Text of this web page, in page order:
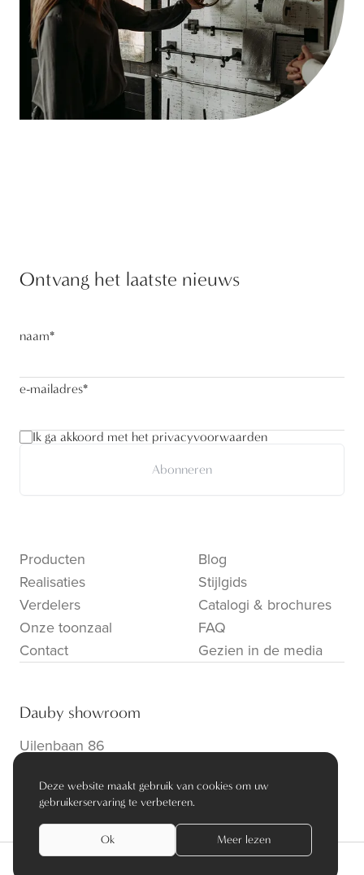
Ontvang het laatste nieuws
naam*
e-mailadres*
Ik ga akkoord met het privacyvoorwaarden
Abonneren
Producten
Realisaties
Verdelers
Onze toonzaal
Contact
Blog
Stijlgids
Catalogi & brochures
FAQ
Gezien in de media
Dauby showroom
Uilenbaan 86
info@dauby.be|+32 3 354 16 86
Deze website maakt gebruik van cookies om uw
gebruikerservaring te verbeteren.
Ok Meer lezen